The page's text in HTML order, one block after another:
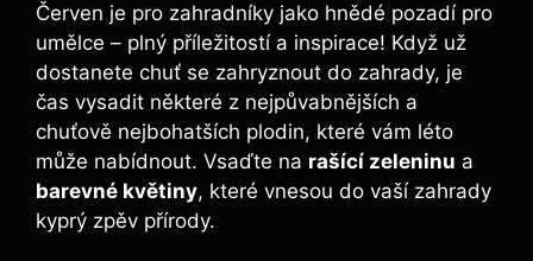
Červen je pro zahradníky jako hnědé pozadí pro
umělce – plný příležitostí a inspirace! Když už
dostanete chuť se zahryznout do zahrady, je
čas vysadit některé z nejpůvabnějších a
chuťově nejbohatších plodin, které vám léto
může nabídnout. Vsaďte na rašící zeleninu a
barevné květiny, které vnesou do vaší zahrady
kyprý zpěv přírody.